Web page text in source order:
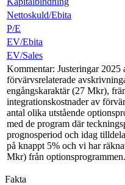
Nettoskuld/Ebita
P/E
EV/Ebita
EV/Sales
Kommentar: Justeringar 2025
förvärvsrelaterade
engångskaraktär (27 Mkr),
integrationskostnader av
antal olika utstående
med de program där
prognosperiod och idag
på knappt 5% och vi har
Mkr) från optionsprogrammen.
Fakta